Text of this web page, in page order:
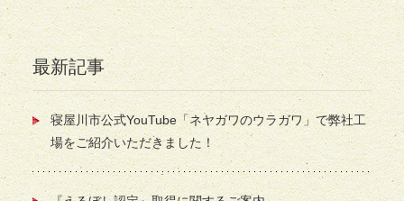
最新記事
寝屋川市公式YouTube「ネヤガワのウラガワ」で弊社工
場をご紹介いただきました！